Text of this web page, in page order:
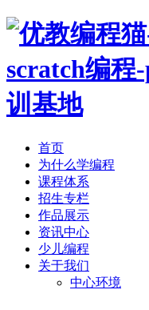
首页
为什么学编程
课程体系
招生专栏
作品展示
资讯中心
少儿编程
关于我们
中心环境